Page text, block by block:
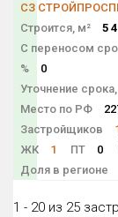
СЗ
Строится, м²
5
С переносом
%
0
Уточнение
Место по РФ
Застройщиков
ЖК
1 ПТ 0
Доля в регионе
1 - 20 из 25